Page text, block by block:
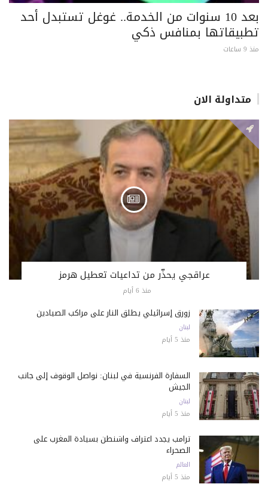
بعد 10 سنوات من الخدمة.. غوغل تستبدل أحد
تطبيقاتها بمنافس ذكي
منذ 9 ساعات
متداولة الان
عراقجي يحذّر من تداعيات تعطيل هرمز
منذ 6 أيام
زورق إسرائيلي يطلق النار على مراكب الصيادين
لبنان
منذ 5 أيام
السفارة الفرنسية في لبنان: نواصل الوقوف إلى جانب
الجيش
لبنان
منذ 5 أيام
ترامب يجدد اعتراف واشنطن بسيادة المغرب على
الصحراء
العالم
منذ 5 أيام